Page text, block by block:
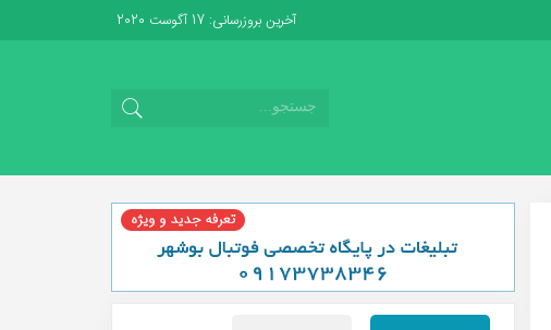
آخرین بروزرسانی: 17 آگوست 2020